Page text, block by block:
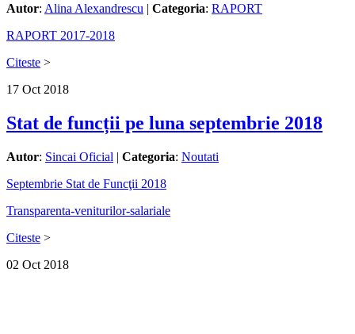
Autor: Alina Alexandrescu | Categoria: RAPORT
RAPORT 2017-2018
Citeste >
17 Oct 2018
Stat de funcții pe luna septembrie 2018
Autor: Sincai Oficial | Categoria: Noutati
Septembrie Stat de Funcţii 2018
Transparenta-veniturilor-salariale
Citeste >
02 Oct 2018